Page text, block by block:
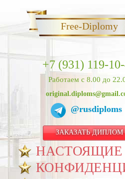
Free-Diplomy
+7 (931) 119-
Работаем с 8.00 до
@rusdiploms
ЗАКАЗАТЬ ДИПЛОМ